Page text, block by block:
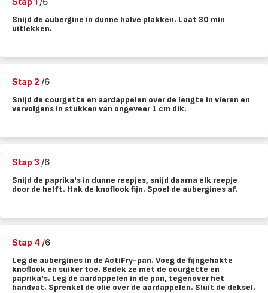
Snijd de aubergine in dunne halve plakken. Laat 30 min
uitlekken.
Stap 2 /6
Snijd de courgette en aardappelen over de lengte in vieren en
vervolgens in stukken van ongeveer 1 cm dik.
Stap 3 /6
Snijd de paprika's in dunne reepjes, snijd daarna elk reepje
door de helft. Hak de knoflook fijn. Spoel de aubergines af.
Stap 4 /6
Leg de aubergines in de ActiFry-pan. Voeg de fijngehakte
knoflook en suiker toe. Bedek ze met de courgette en
paprika's. Leg de aardappelen in de pan, tegenover het
handvat. Sprenkel de olie over de aardappelen. Sluit de deksel.